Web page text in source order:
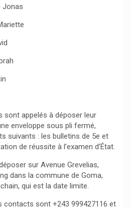
Jonas
sont appelés à déposer leur
enveloppe sous pli fermé,
suivants : les bulletins de 5e et
de réussite à l’examen d’État.
sur Avenue Grevelias,
dans la commune de Goma,
qui est la date limite.
contacts sont +243 999427116 et